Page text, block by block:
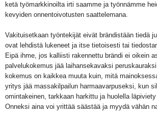
ketä työmarkkinoilta irti saamme ja työnnämme
kevyiden onnentoivotusten saattelemana.
Vakituisetkaan työntekijät eivät brändistään tiedä
ovat lehdistä lukeneet ja itse tietoisesti tai
Eipä ihme, jos kalliisti rakennettu brändi ei oikein
palvelukokemus jää laihansekavaksi
kokemus on kaikkea muuta kuin, mitä
yritys jää massakilpailun harmaavarpuseksi, kun
omintakeinen, tarkkaan harkittu ja huolella
Onneksi aina voi yrittää säästää ja myydä vähän